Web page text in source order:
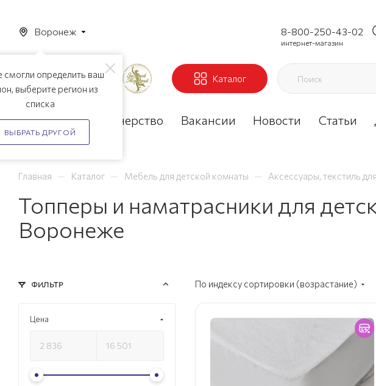
Воронеж
определить ваш
выберите регион из
списка
ВЫБРАТЬ ДРУГОЙ
8-800-250-43-02
интернет-магазин
Каталог
Акции Партнерство Вакансии Новости Статьи
Главная — Каталог — Мебель для детской комнаты — Аксессуары, текстиль
Топперы и наматрасники для
Воронеже
По индексу сортировки (возрастание)
ФИЛЬТР
Цена